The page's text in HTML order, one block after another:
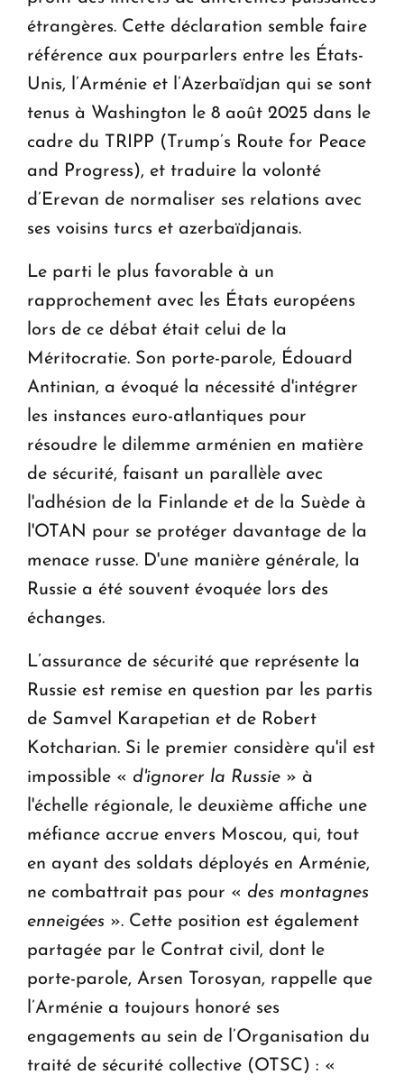
étrangères. Cette déclaration semble faire
référence aux pourparlers entre les États-
Unis, l’Arménie et l’Azerbaïdjan qui se sont
tenus à Washington le 8 août 2025 dans le
cadre du TRIPP (Trump’s Route for Peace
and Progress), et traduire la volonté
d’Erevan de normaliser ses relations avec
ses voisins turcs et azerbaïdjanais.
Le parti le plus favorable à un
rapprochement avec les États européens
lors de ce débat était celui de la
Méritocratie. Son porte-parole, Édouard
Antinian, a évoqué la nécessité d'intégrer
les instances euro-atlantiques pour
résoudre le dilemme arménien en matière
de sécurité, faisant un parallèle avec
l'adhésion de la Finlande et de la Suède à
l'OTAN pour se protéger davantage de la
menace russe. D'une manière générale, la
Russie a été souvent évoquée lors des
échanges.
L’assurance de sécurité que représente la
Russie est remise en question par les partis
de Samvel Karapetian et de Robert
Kotcharian. Si le premier considère qu'il est
impossible « d'ignorer la Russie » à
l'échelle régionale, le deuxième affiche une
méfiance accrue envers Moscou, qui, tout
en ayant des soldats déployés en Arménie,
ne combattrait pas pour « des montagnes
enneigées ». Cette position est également
partagée par le Contrat civil, dont le
porte-parole, Arsen Torosyan, rappelle que
l’Arménie a toujours honoré ses
engagements au sein de l’Organisation du
traité de sécurité collective (OTSC) : «